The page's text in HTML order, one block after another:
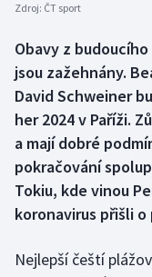
Box
Curling
Dostihy
Florbal
Zdroj: ČT sport
Obavy z
jsou zažehnány.
David Schweiner
her 2024 v Paříži.
a mají dobré
pokračování
Tokiu, kde vinou
koronavirus přišli o
Nejlepší čeští